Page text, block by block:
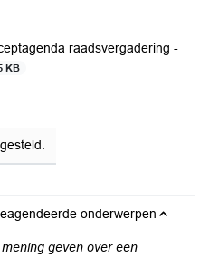
raadsvergadering -
KB
onderwerpen
geven over een